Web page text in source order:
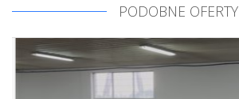
PODOBNE OFERTY